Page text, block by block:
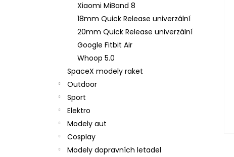
Xiaomi MiBand 8
18mm Quick Release univerzální
20mm Quick Release univerzální
Google Fitbit Air
Whoop 5.0
SpaceX modely raket
Outdoor
Sport
Elektro
Modely aut
Cosplay
Modely dopravních letadel